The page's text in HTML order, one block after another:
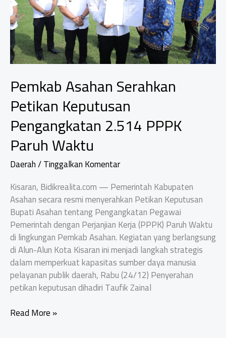
Pemkab Asahan Serahkan
Petikan Keputusan
Pengangkatan 2.514 PPPK
Paruh Waktu
Daerah/Tinggalkan Komentar
Kisaran, Bidikrealita.com — Pemerintah Kabupaten
Asahan secara resmi menyerahkan Petikan Keputusan
Bupati Asahan tentang Pengangkatan Pegawai
Pemerintah dengan Perjanjian Kerja (PPPK) Paruh Waktu
di lingkungan Pemkab Asahan. Kegiatan yang berlangsung
di Alun-Alun Kota Kisaran ini menjadi langkah strategis
dalam memperkuat kapasitas sumber daya manusia
pelayanan publik daerah, Rabu (24/12) Penyerahan
petikan keputusan dihadiri Taufik Zainal
Pemkab
Read More »